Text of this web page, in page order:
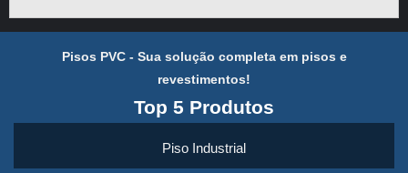
Pisos PVC - Sua solução completa em pisos e
revestimentos!
Top 5 Produtos
Piso Industrial